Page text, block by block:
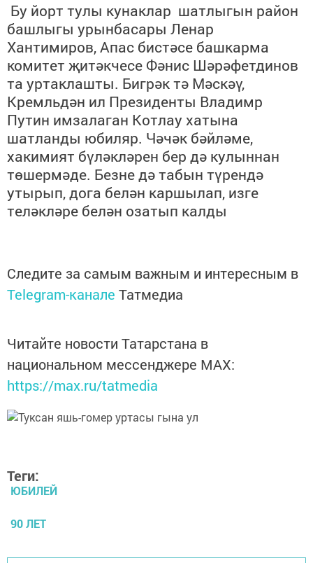
Бу йорт тулы кунаклар шатлыгын район
башлыгы урынбасары Ленар
Хантимиров, Апас бистәсе башкарма
комитет җитәкчесе Фәнис Шәрәфетдинов
та уртаклашты. Бигрәк тә Мәскәү,
Кремльдән ил Президенты Владимр
Путин имзалаган Котлау хатына
шатланды юбиляр. Чәчәк бәйләме,
хакимият бүләкләрен бер дә кулыннан
төшермәде. Безне дә табын түрендә
утырып, дога белән каршылап, изге
теләкләре белән озатып калды
Следите за самым важным и интересным в
Telegram-канале Татмедиа
Читайте новости Татарстана в
национальном мессенджере MАХ:
https://max.ru/tatmedia
Теги:
ЮБИЛЕЙ
90 ЛЕТ